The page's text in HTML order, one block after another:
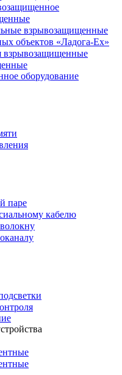
взрывозащищенные
объектов «Ладога-Ex»
взрывозащищенные
оборудование
паре
кабелю